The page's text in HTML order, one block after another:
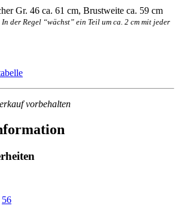
Gr. 46 ca. 61 cm, Brustweite ca. 59 cm
der Regel “wächst” ein Teil um ca. 2 cm mit jeder
vorbehalten
56